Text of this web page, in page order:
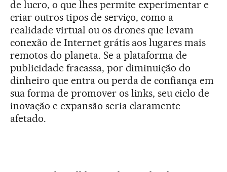
de lucro, o que lhes permite experimentar e
criar outros tipos de serviço, como a
realidade virtual ou os drones que levam
conexão de Internet grátis aos lugares mais
remotos do planeta. Se a plataforma de
publicidade fracassa, por diminuição do
dinheiro que entra ou perda de confiança em
sua forma de promover os links, seu ciclo de
inovação e expansão seria claramente
afetado.